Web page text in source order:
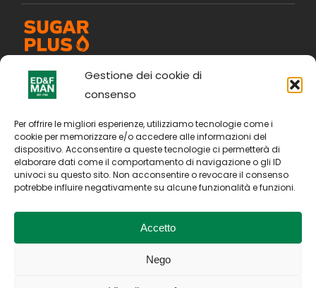
Gestione dei cookie di
consenso
Per offrire le migliori esperienze, utilizziamo tecnologie come i
cookie per memorizzare e/o accedere alle informazioni del
dispositivo. Acconsentire a queste tecnologie ci permetterà di
elaborare dati come il comportamento di navigazione o gli ID
univoci su questo sito. Non acconsentire o revocare il consenso
potrebbe influire negativamente su alcune funzionalità e funzioni.
Accetto
Nego
Copyright © 2026. All Rights Reserved by E D & F Man